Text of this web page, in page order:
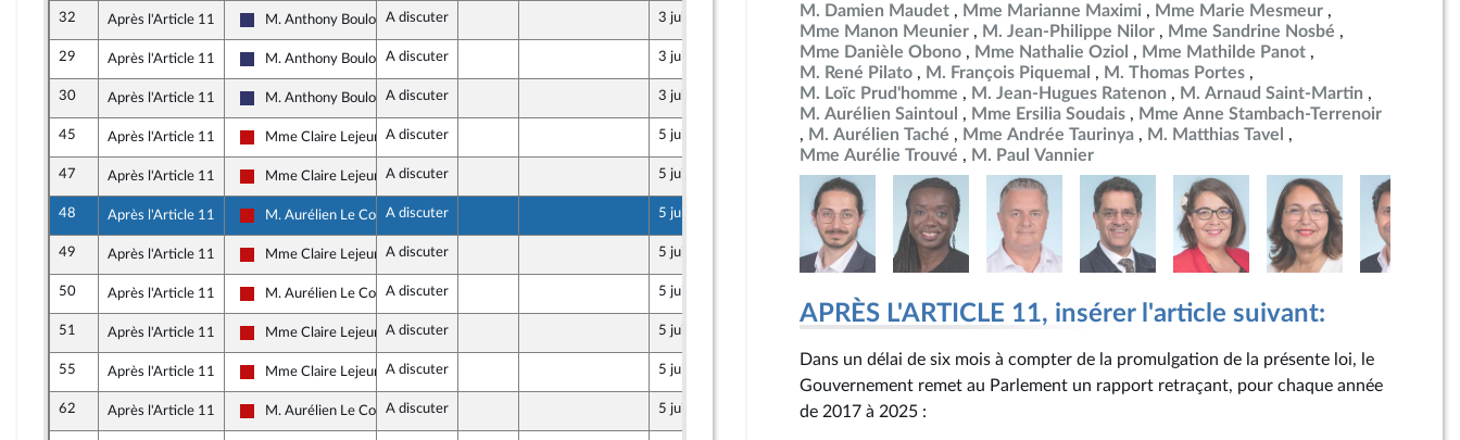
32 Après l'Article 11
Rassemblement National
M. Anthony BoulogneA discuter 3 juin 2026
29 Après l'Article 11
Rassemblement National
M. Anthony BoulogneA discuter 3 juin 2026
30 Après l'Article 11
Rassemblement National
M. Anthony BoulogneA discuter 3 juin 2026
45 Après l'Article 11
La France insoumise - Nouveau Front Populaire
Mme Claire LejeuneA discuter 5 juin 2026
47 Après l'Article 11
La France insoumise - Nouveau Front Populaire
Mme Claire LejeuneA discuter 5 juin 2026
48 Après l'Article 11
La France insoumise - Nouveau Front Populaire
M. Aurélien Le Coq A discuter 5 juin 2026
49 Après l'Article 11
La France insoumise - Nouveau Front Populaire
Mme Claire LejeuneA discuter 5 juin 2026
50 Après l'Article 11
La France insoumise - Nouveau Front Populaire
M. Aurélien Le Coq A discuter 5 juin 2026
51 Après l'Article 11
La France insoumise - Nouveau Front Populaire
Mme Claire LejeuneA discuter 5 juin 2026
55 Après l'Article 11
La France insoumise - Nouveau Front Populaire
Mme Claire LejeuneA discuter 5 juin 2026
62 Après l'Article 11
La France insoumise - Nouveau Front Populaire
M. Aurélien Le Coq A discuter 5 juin 2026
M. Damien Maudet
Mme Marianne Maximi
Mme Marie Mesmeur
Mme Manon Meunier
M. Jean-Philippe Nilor
Mme Sandrine Nosbé
Mme Danièle Obono
Mme Nathalie Oziol
Mme Mathilde Panot
M. René Pilato
M. François Piquemal
M. Thomas Portes
M. Loïc Prud'homme
M. Jean-Hugues Ratenon
M. Arnaud Saint-Martin
M. Aurélien Saintoul
Mme Ersilia Soudais
Mme Anne Stambach-Terrenoir
M. Aurélien Taché
Mme Andrée Taurinya
M. Matthias Tavel
Mme Aurélie Trouvé
M. Paul Vannier
APRÈS L'ARTICLE 11, insérer l'article suivant:
Dans un délai de six mois à compter de la promulgation de la présente loi, le
Gouvernement remet au Parlement un rapport retraçant, pour chaque année
de 2017 à 2025 :